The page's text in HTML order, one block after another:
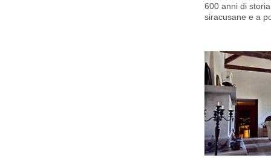
600 anni di
siracusane e a